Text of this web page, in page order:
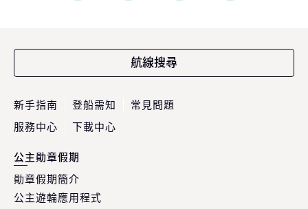
航線搜尋
新手指南 登船需知
常見問題
服務中心
下載中心
公主勛章假期
勛章假期簡介
公主遊輪應用程式